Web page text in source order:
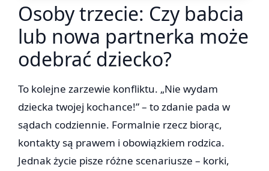
Osoby trzecie: Czy babcia
lub nowa partnerka może
odebrać dziecko?
To kolejne zarzewie konfliktu. „Nie wydam
dziecka twojej kochance!” – to zdanie pada w
sądach codziennie. Formalnie rzecz biorąc,
kontakty są prawem i obowiązkiem rodzica.
Jednak życie pisze różne scenariusze – korki,